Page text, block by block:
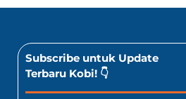
Subscribe untuk Update
Terbaru Kobi! 👇